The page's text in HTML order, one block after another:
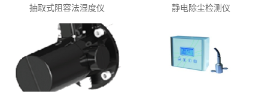
抽取式阻容法湿度仪 静电除尘检测仪